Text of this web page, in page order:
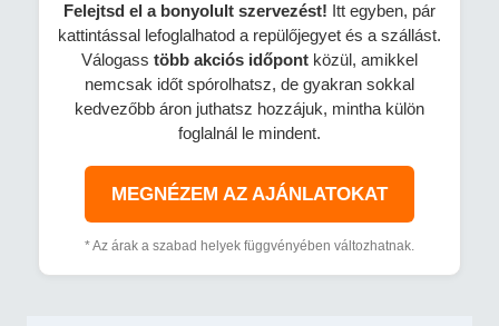
Felejtsd el a bonyolult szervezést! Itt egyben, pár
kattintással lefoglalhatod a repülőjegyet és a szállást.
Válogass több akciós időpont közül, amikkel
nemcsak időt spórolhatsz, de gyakran sokkal
kedvezőbb áron juthatsz hozzájuk, mintha külön
foglalnál le mindent.
MEGNÉZEM AZ AJÁNLATOKAT
* Az árak a szabad helyek függvényében változhatnak.